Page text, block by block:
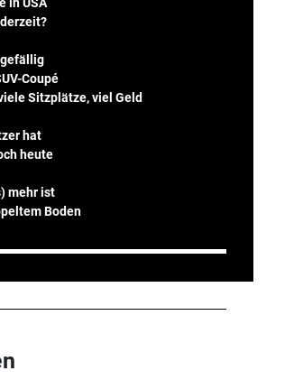
Coupé
Sitzplätze, viel Geld
hat
heute
mehr ist
Boden